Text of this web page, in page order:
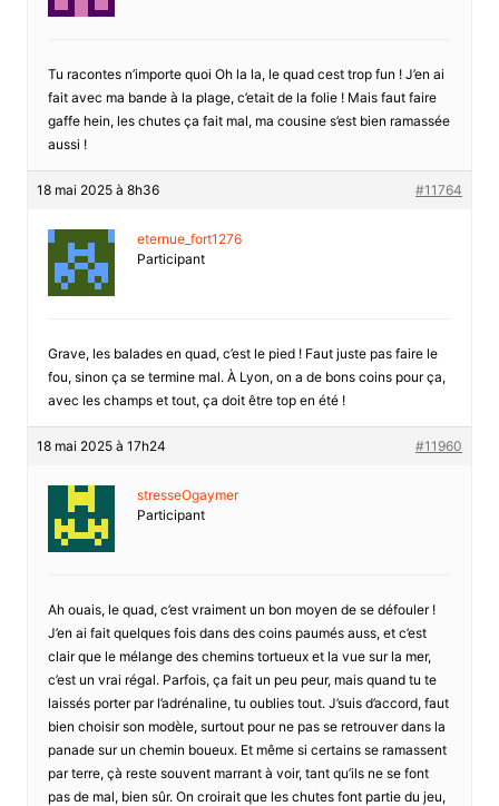
Tu racontes n’importe quoi Oh la la, le quad cest trop fun ! J’en ai
fait avec ma bande à la plage, c’etait de la folie ! Mais faut faire
gaffe hein, les chutes ça fait mal, ma cousine s’est bien ramassée
aussi !
18 mai 2025 à 8h36 #11764
eternue_fort1276
Participant
Grave, les balades en quad, c’est le pied ! Faut juste pas faire le
fou, sinon ça se termine mal. À Lyon, on a de bons coins pour ça,
avec les champs et tout, ça doit être top en été !
18 mai 2025 à 17h24 #11960
stresseOgaymer
Participant
Ah ouais, le quad, c’est vraiment un bon moyen de se défouler !
J’en ai fait quelques fois dans des coins paumés auss, et c’est
clair que le mélange des chemins tortueux et la vue sur la mer,
c’est un vrai régal. Parfois, ça fait un peu peur, mais quand tu te
laissés porter par l’adrénaline, tu oublies tout. J’suis d’accord, faut
bien choisir son modèle, surtout pour ne pas se retrouver dans la
panade sur un chemin boueux. Et même si certains se ramassent
par terre, çà reste souvent marrant à voir, tant qu’ils ne se font
pas de mal, bien sûr. On croirait que les chutes font partie du jeu,